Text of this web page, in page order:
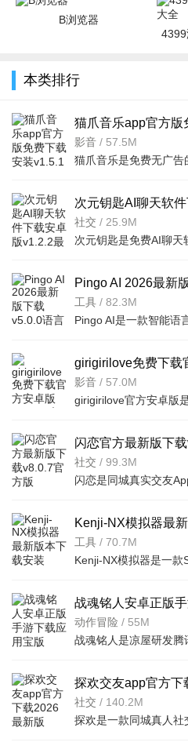
B浏览器
本类排行
猫爪音乐app官方版
最新版
影音 / 57.5M
次元钥匙AI聊天软
最新版
社交 / 25.9M
Pingo AI 2026最新
习软件
工具 / 82.3M
girigirilove免费下载
官方安卓版
影音 / 57.0M
闪恋官方最新版下
社交 / 99.3M
Kenji-NX模拟器最
v2.0.5安卓版
工具 / 70.7M
战魂铭人安卓正版
v3.3.1最新版
动作冒险 / 55M
探欢交友app官方下
v2.0.6安卓版
社交 / 140.2M